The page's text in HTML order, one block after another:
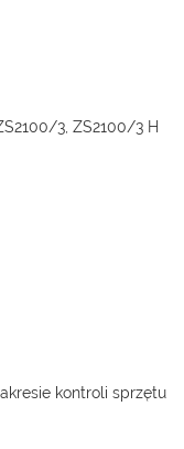
3, ZS2100/3 H
kontroli sprzętu